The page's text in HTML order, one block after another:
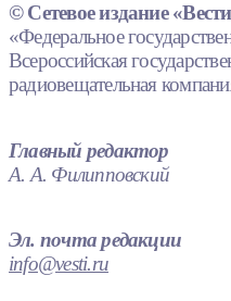
© Сетевое издание
«Федеральное
Всероссийская
радиовещательная
Главный редактор
А. А. Филипповский
Эл. почта редакции
info@vesti.ru